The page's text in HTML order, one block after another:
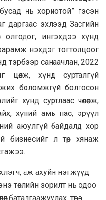
бусад нь хориотой” гэсэн
даргаас эхлээд Засгийн
олгодог, ингэхдээ хүнд
нэхдэг тогтолцоог
тэрбээр санаачлан, 2022
цөөлж, хүнд сурталгүй
боломжгүй болгосон
хүнд суртлаас чөлөөлж,
байх, хүний амь нас, эрүүл
аюулгүй байдалд хор
бизнесийг л төр хянаж
аж ахуйн нэгжүүд
төслийн зорилт нь одоо
баталгаажуулах, төрөөс